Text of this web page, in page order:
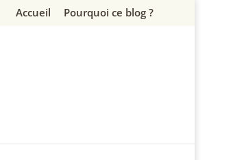
Accueil Pourquoi ce blog ?